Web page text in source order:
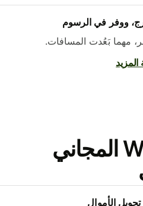
ووفر في الرسوم
مهما بَعُدت المسافات.
نزّل تطبيق Wise المجاني
الأموال